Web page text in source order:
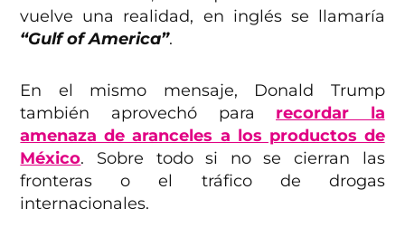
vuelve una realidad, en inglés se llamaría
“Gulf of America”.
En el mismo mensaje, Donald Trump
también aprovechó para recordar la
amenaza de aranceles a los productos de
México. Sobre todo si no se cierran las
fronteras o el tráfico de drogas
internacionales.